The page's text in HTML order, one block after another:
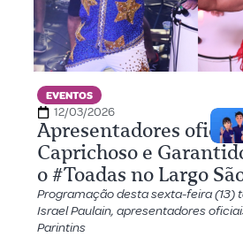
EVENTOS
12/03/2026
Apresentadores
Caprichoso e
o #Toadas no Largo
Programação desta sexta-feira (13)
Israel Paulain, apresentadores
Parintins